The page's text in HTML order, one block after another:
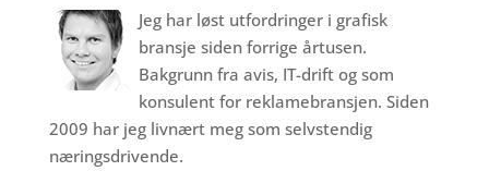
Jeg har løst utfordringer i grafisk
bransje siden forrige årtusen.
Bakgrunn fra avis, IT-drift og som
konsulent for reklamebransjen. Siden
2009 har jeg livnært meg som selvstendig
næringsdrivende.